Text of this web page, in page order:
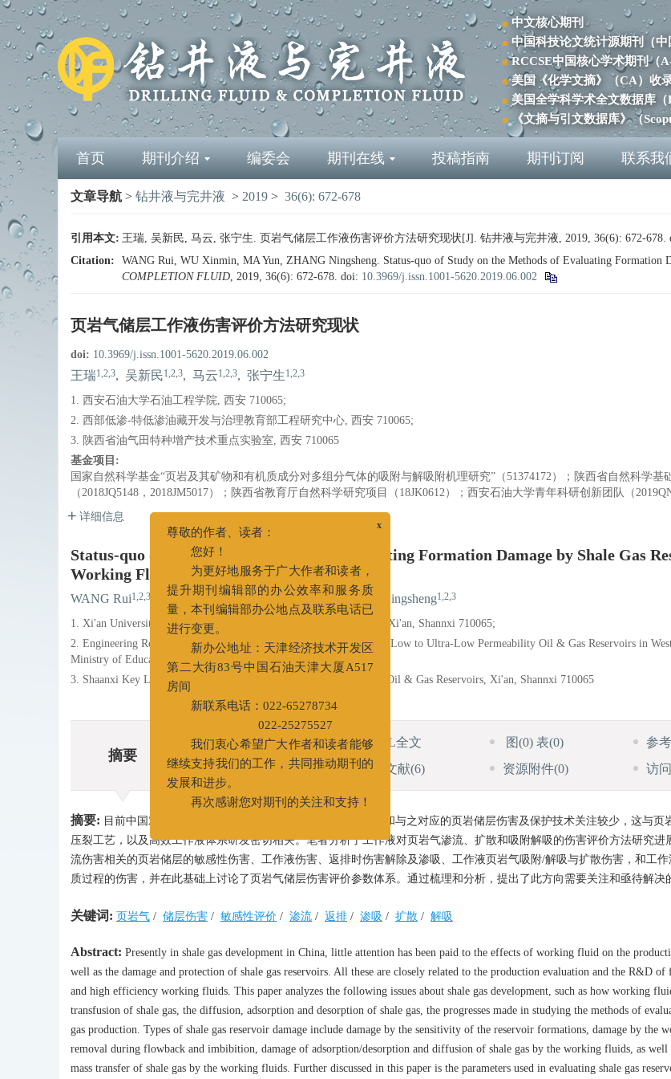
中文核心期刊
中国科技论文统计源期刊（
RCCSE中国核心学术期刊（
美国《化学文摘》（CA）收
美国全学科学术全文数据库（
《文摘与引文数据库》（
首页 期刊介绍 编委会 期刊在线 投稿指南 期刊订阅 联系我
文章导航 > 钻井液与完井液 > 2019 > 36(6): 672-678
引用本文: 王瑞, 吴新民, 马云, 张宁生. 页岩气储层工作液伤害评价方法研究现状[J]. 钻井液与完井液, 2019, 36(6): 672-678.
Citation:
WANG Rui, WU Xinmin, MA Yun, ZHANG Ningsheng. Status-quo of Study on the Methods of Evaluating Formation
COMPLETION FLUID, 2019, 36(6): 672-678. doi: 10.3969/j.issn.1001-5620.2019.06.002
页岩气储层工作液伤害评价方法研究现状
doi: 10.3969/j.issn.1001-5620.2019.06.002
王瑞1,2,3, 吴新民1,2,3, 马云1,2,3, 张宁生1,2,3
1. 西安石油大学石油工程学院, 西安 710065;
2. 西部低渗-特低渗油藏开发与治理教育部工程研究中心, 西安 710065;
3. 陕西省油气田特种增产技术重点实验室, 西安 710065
基金项目:
国家自然科学基金“页岩及其矿物和有机质成分对多组分气体的吸附与解吸附机理研究”（51374172）；陕西省自然科学基
（2018JQ5148，2018JM5017）；陕西省教育厅自然科学研究项目（18JK0612）；西安石油大学青年科研创新团队（
详细信息
Status-quo of Study on the Methods of Evaluating Formation Damage by Shale Gas
Working Fluids
WANG Rui1,2,3 WU Xinmin1,2,3 , MA Yun1,2,3 , ZHANG Ningsheng1,2,3
1. Xi'an University of Petroleum, College of Petroleum Engineering, Xi'an, Shannxi 710065;
2. Engineering Research Center of Development and Management for Low to Ultra-Low Permeability Oil & Gas Reservoirs in
Ministry of Education, Xi'an, Shannxi 710065;
3. Shaanxi Key Laboratory of Advanced Stimulation Technology for Oil & Gas Reservoirs, Xi'an, Shannxi 710065
摘要
摘要 HTML全文 图(0) 表(0) 参
相关文章
施引文献(6) 资源附件(0) 访
摘要: 目前中国对深层页岩气开发中工作液对页岩气产出的影响和与之对应的页岩储层伤害及保护技术关注较少，这与页
压裂工艺，以及高效工作液体系研发密切相关。笔者分析了工作液对页岩气渗流、扩散和吸附解吸的伤害评价方法研究进
流伤害相关的页岩储层的敏感性伤害、工作液伤害、返排时伤害解除及渗吸、工作液页岩气吸附/解吸与扩散伤害，和工
质过程的伤害，并在此基础上讨论了页岩气储层伤害评价参数体系。通过梳理和分析，提出了此方向需要关注和亟待解决
关键词: 页岩气 / 储层伤害 / 敏感性评价 / 渗流 / 返排 / 渗吸 / 扩散 / 解吸
Abstract: Presently in shale gas development in China, little attention has been paid to the effects of working fluid on the
well as the damage and protection of shale gas reservoirs. All these are closely related to the production evaluation and the R&D of
and high efficiency working fluids. This paper analyzes the following issues about shale gas development, such as how working
transfusion of shale gas, the diffusion, adsorption and desorption of shale gas, the progresses made in studying the methods of
gas production. Types of shale gas reservoir damage include damage by the sensitivity of the reservoir formations, damage by the
removal during flowback and imbibition, damage of adsorption/desorption and diffusion of shale gas by the working fluids, as well
mass transfer of shale gas by the working fluids. Further discussed in this paper is the parameters used in evaluating shale gas
尊敬的作者、读者：
您好！
为更好地服务于广大作者和读者，
提升期刊编辑部的办公效率和服务质
量，本刊编辑部办公地点及联系电话已
进行变更。
新办公地址：天津经济技术开发区
第二大街83号中国石油天津大厦A517
房间
新联系电话：022-65278734
022-25275527
我们衷心希望广大作者和读者能够
继续支持我们的工作，共同推动期刊的
发展和进步。
再次感谢您对期刊的关注和支持！